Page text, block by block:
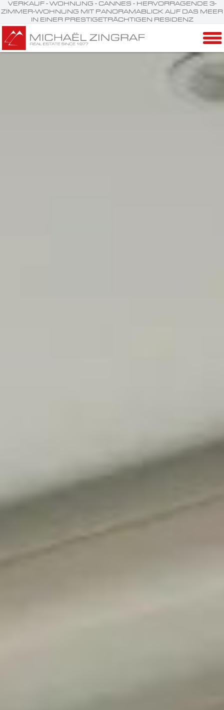
VERKAUF - WOHNUNG - CANNES - HERVORRAGENDE 3-
ZIMMER-WOHNUNG MIT PANORAMABLICK AUF DAS MEER
IN EINER PRESTIGETRÄCHTIGEN RESIDENZ